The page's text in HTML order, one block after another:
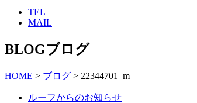
TEL
MAIL
BLOGブログ
HOME > ブログ > 22344701_m
ルーフからのお知らせ